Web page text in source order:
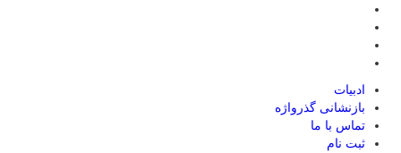
ادبیات
بازنشانی گذرواژه
تماس با ما
ثبت نام